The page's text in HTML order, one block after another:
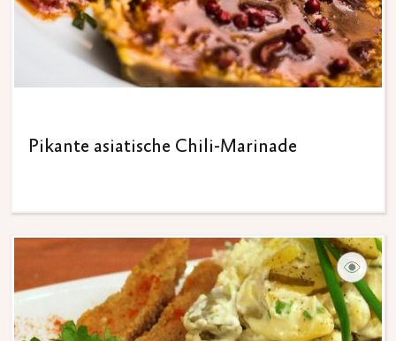
Pikante asiatische Chili-Marinade